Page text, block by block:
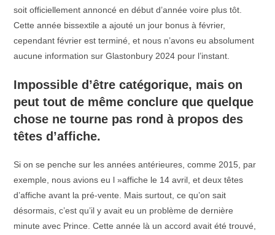
soit officiellement annoncé en début d’année voire plus tôt.
Cette année bissextile a ajouté un jour bonus à février,
cependant février est terminé, et nous n’avons eu absolument
aucune information sur Glastonbury 2024 pour l’instant.
Impossible d’être catégorique, mais on
peut tout de même conclure que quelque
chose ne tourne pas rond à propos des
têtes d’affiche.
Si on se penche sur les années antérieures, comme 2015, par
exemple, nous avions eu l »affiche le 14 avril, et deux têtes
d’affiche avant la pré-vente. Mais surtout, ce qu’on sait
désormais, c’est qu’il y avait eu un problème de dernière
minute avec Prince. Cette année là un accord avait été trouvé,